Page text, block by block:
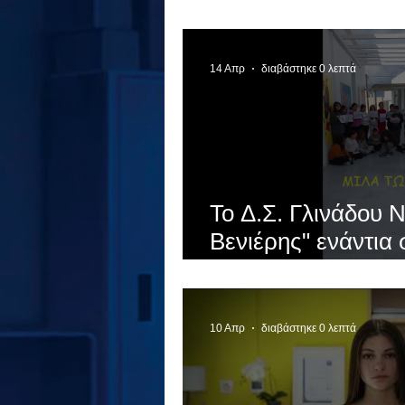
της Ελλάδας
ενάντια στο
Το Δ.Σ. Γλινάδου
Βενιέρης"
τα σχολεία της
δυνάμεις τους
14 Απρ διαβάστηκε 0 λεπτά
10 Απρ διαβάστηκε 0 λεπτά